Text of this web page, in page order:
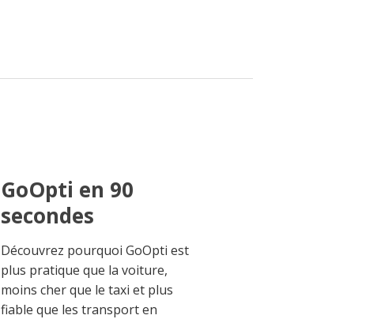
GoOpti en 90
secondes
Découvrez pourquoi GoOpti est
plus pratique que la voiture,
moins cher que le taxi et plus
fiable que les transport en